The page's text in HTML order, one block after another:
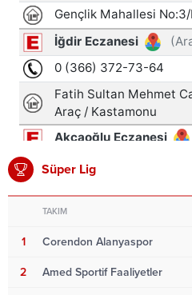
Süper Lig
TAKIM
1 Corendon Alanyaspor
2 Amed Sportif Faaliyetler